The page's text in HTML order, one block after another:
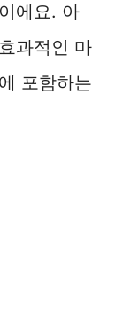
에요. 아
과적인 마
포함하는